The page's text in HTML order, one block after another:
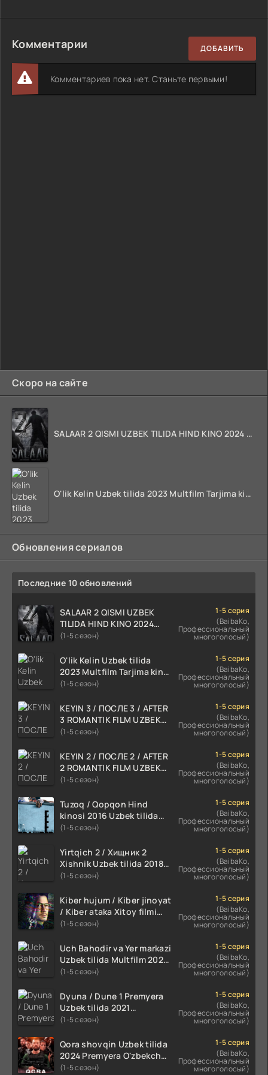
Скоро на сайте
SALAAR 2 QISMI UZBEK TILIDA HIND KINO 2024 TARJIMA 720p HD Skachat
O'lik Kelin Uzbek tilida 2023 Multfilm Tarjima kino skachat
Обновления сериалов
Последние 10 обновлений
SALAAR 2 QISMI UZBEK
TILIDA HIND KINO 2024
TARJIMA 720p HD Skachat
(1-5 сезон)
1-5 серия
(BaibaKo,
Профессиональный
многоголосый)
O'lik Kelin Uzbek tilida
2023 Multfilm Tarjima kino
skachat
(1-5 сезон)
1-5 серия
(BaibaKo,
Профессиональный
многоголосый)
KEYIN 3 / ПОСЛЕ 3 / AFTER
3 ROMANTIK FILM UZBEK
TILIDA 2021 TARJIMA FILM
(1-5 сезон)
1-5 серия
(BaibaKo,
Профессиональный
многоголосый)
KEYIN 2 / ПОСЛЕ 2 / AFTER
2 ROMANTIK FILM UZBEK
TILIDA 2020 TARJIMA FILM
(1-5 сезон)
1-5 серия
(BaibaKo,
Профессиональный
многоголосый)
Tuzoq / Qopqon Hind
kinosi 2016 Uzbek tilida
tarjima film HD
(1-5 сезон)
1-5 серия
(BaibaKo,
Профессиональный
многоголосый)
Yirtqich 2 / Хищник 2
Xishnik Uzbek tilida 2018-
2024 O'zbekcha tarjima
(1-5 сезон)
1-5 серия
(BaibaKo,
Профессиональный
многоголосый)
Kiber hujum / Kiber jinoyat
/ Kiber ataka Xitoy filmi
Uzbek tilida O'zbekcha
HD skachat
(1-5 сезон)
1-5 серия
(BaibaKo,
Профессиональный
многоголосый)
Uch Bahodir va Yer markazi
Uzbek tilida Multfilm 2025
tarjima HD skachat
(1-5 сезон)
1-5 серия
(BaibaKo,
Профессиональный
многоголосый)
Dyuna / Dune 1 Premyera
Uzbek tilida 2021
O'zbekcha tarjima kino HD
(1-5 сезон)
1-5 серия
(BaibaKo,
Профессиональный
многоголосый)
Qora shovqin Uzbek tilida
2024 Premyera O'zbekcha
tarjima kino HD skachat
(1-5 сезон)
1-5 серия
(BaibaKo,
Профессиональный
многоголосый)
Комментарии ДОБАВИТЬ
Комментариев пока нет. Станьте первыми!